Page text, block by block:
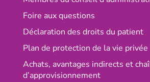
Foire aux questions
Déclaration des droits du patient
Plan de protection de la vie privée
Achats, avantages indirects et
d’approvisionnement